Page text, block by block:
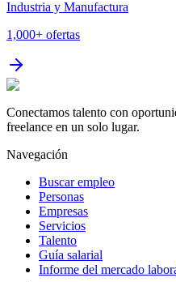
Industria y Manufactura
1,000+ ofertas
Conectamos talento con
freelance en un solo lugar.
Navegación
Buscar empleo
Personas
Empresas
Servicios
Talento
Guía salarial
Informe del mercado